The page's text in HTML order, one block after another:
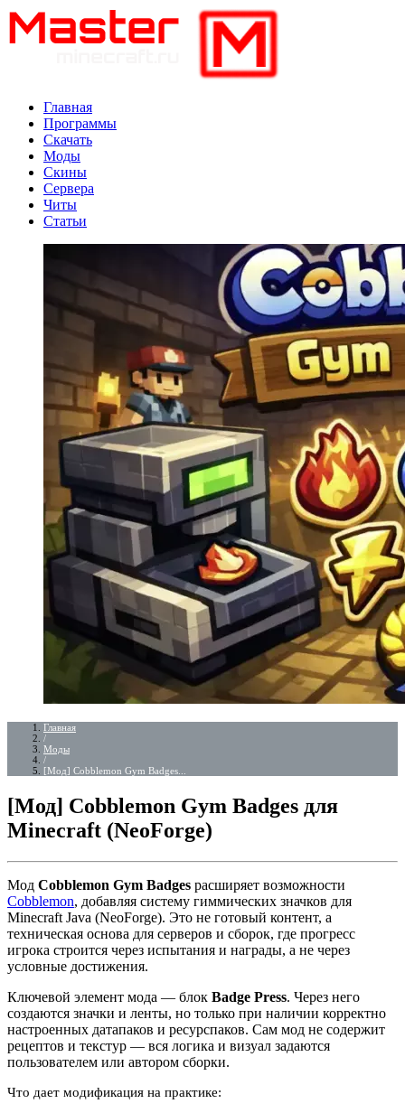
Главная
Программы
Скачать
Моды
Скины
Сервера
Читы
Статьи
Главная
/
Моды
/
[Мод] Cobblemon Gym Badges...
[Мод] Cobblemon Gym Badges для
Minecraft (NeoForge)
Мод Cobblemon Gym Badges расширяет возможности
Cobblemon, добавляя систему гиммических значков для
Minecraft Java (NeoForge). Это не готовый контент, а
техническая основа для серверов и сборок, где прогресс
игрока строится через испытания и награды, а не через
условные достижения.
Ключевой элемент мода — блок Badge Press. Через него
создаются значки и ленты, но только при наличии корректно
настроенных датапаков и ресурспаков. Сам мод не содержит
рецептов и текстур — вся логика и визуал задаются
пользователем или автором сборки.
Что дает модификация на практике: